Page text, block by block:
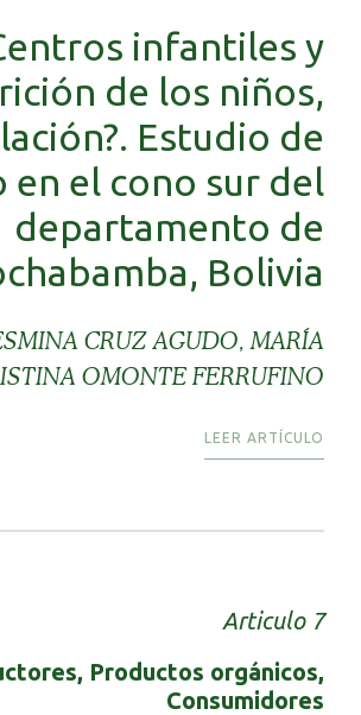
infantiles y
de los niños,
Estudio de
en el cono sur del
departamento de
Bolivia
CRUZ AGUDO, MARÍA
OMONTE FERRUFINO
LEER ARTÍCULO
Articulo 7
Productos orgánicos,
Consumidores